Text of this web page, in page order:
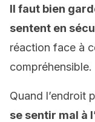
Il faut bien
sentent en
réaction face à
compréhensible.
Quand l’endroit
se sentir mal à